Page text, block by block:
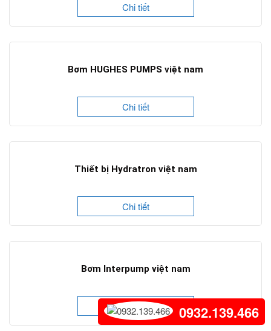
Chi tiết
Bơm HUGHES PUMPS việt nam
Chi tiết
Thiết bị Hydratron việt nam
Chi tiết
Bơm Interpump việt nam
Chi tiết 0932.139.466